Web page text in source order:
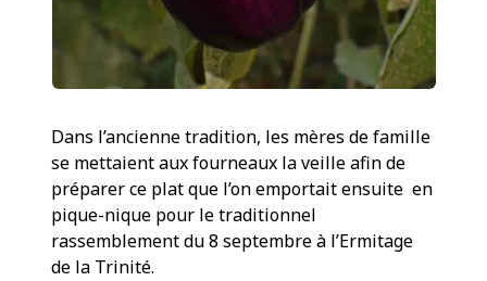
Dans l’ancienne tradition, les mères de famille
se mettaient aux fourneaux la veille afin de
préparer ce plat que l’on emportait ensuite en
pique-nique pour le traditionnel
rassemblement du 8 septembre à l’Ermitage
de la Trinité.